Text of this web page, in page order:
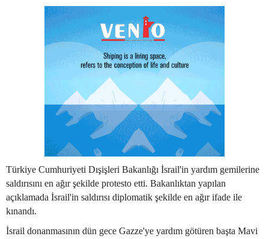
Türkiye Cumhuriyeti Dışişleri Bakanlığı İsrail'in yardım gemilerine
saldırısını en ağır şekilde protesto etti. Bakanlıktan yapılan
açıklamada İsrail'in saldırısı diplomatik şekilde en ağır ifade ile
kınandı.
İsrail donanmasının dün gece Gazze'ye yardım götüren başta Mavi